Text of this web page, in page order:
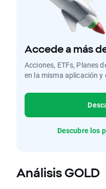
Accede a más
Acciones, ETFs, Planes
en la misma aplicación
Descubre los
Análisis GOLD